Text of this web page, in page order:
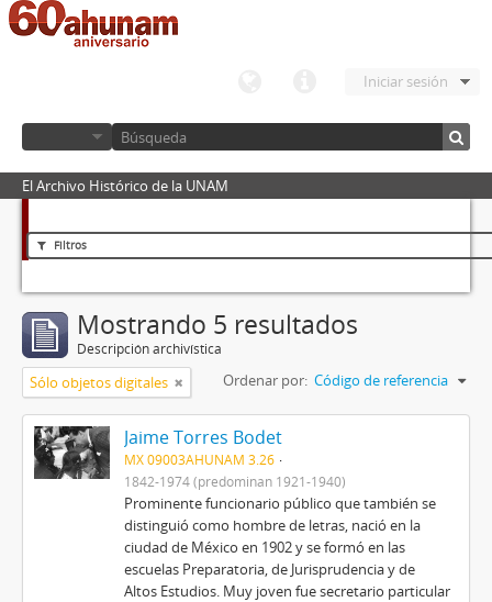
Iniciar sesión
El Archivo Histórico de la UNAM
Filtros
Mostrando 5 resultados
Descripción archivística
Sólo objetos digitales Ordenar por: Código de referencia
Jaime Torres Bodet
MX 09003AHUNAM 3.26
1842-1974 (predominan 1921-1940)
Prominente funcionario público que también se
distinguió como hombre de letras, nació en la
ciudad de México en 1902 y se formó en las
escuelas Preparatoria, de Jurisprudencia y de
Altos Estudios. Muy joven fue secretario particular